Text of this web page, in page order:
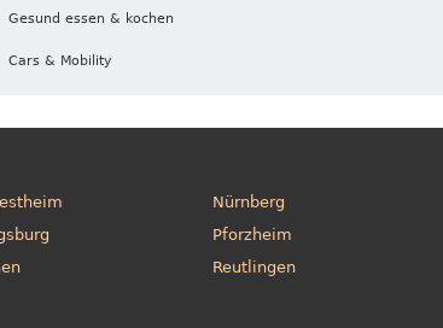
Gesund essen & kochen
Cars & Mobility
Nürnberg
Pforzheim
Reutlingen